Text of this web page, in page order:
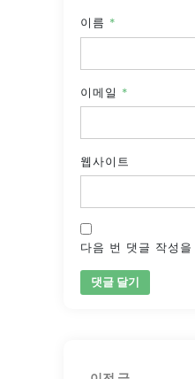
이름 *
이메일 *
웹사이트
다음 번 댓글 작성